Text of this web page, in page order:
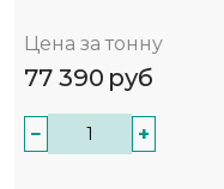
Цена за тонну
77 390 руб
− +